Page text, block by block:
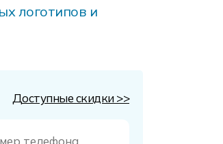
логотипов и
Доступные скидки >>